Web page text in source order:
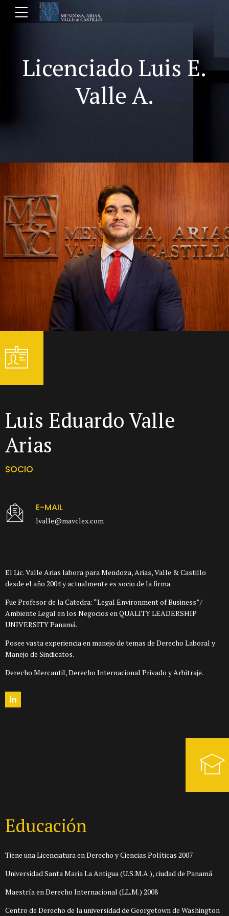
Licenciado Luis E.
Valle A.
Luis Eduardo Valle
Arias
SOCIO
E-MAIL
lvalle@mavclex.com
El Lic. Valle Arias labora para Mendoza, Arias, Valle & Castillo
desde el año 2004 y actualmente es socio de la firma.
Fue Profesor de la Catedra: “Legal Environment of Business”/
Ambiente Legal en los Negocios en QUALITY LEADERSHIP
UNIVERSITY Panamá.
Posee vasta experiencia en manejo de temas de Derecho Laboral y
Manejo de Sindicatos.
Derecho Mercantil, Derecho Internacional Privado y Arbitraje.
Educación
Tiene una Licenciatura en Derecho y Ciencias Políticas 2007
Universidad Santa Maria La Antigua (U.S.M.A.), ciudad de Panamá
Maestría en Derecho Internacional (LL.M.) 2008
Centro de Derecho de la universidad de Georgetown de Washington